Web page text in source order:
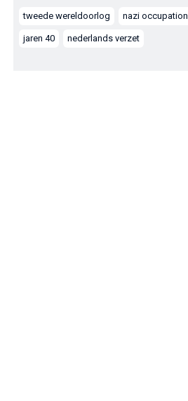
tweede wereldoorlog nazi occupation
jaren 40 nederlands verzet